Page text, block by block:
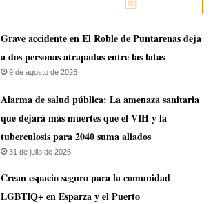
Grave accidente en El Roble de Puntarenas deja
a dos personas atrapadas entre las latas
9 de agosto de 2026
​Alarma de salud pública: La amenaza sanitaria
que dejará más muertes que el VIH y la
tuberculosis para 2040 suma aliados
31 de julio de 2026
Crean espacio seguro para la comunidad
LGBTIQ+ en Esparza y el Puerto